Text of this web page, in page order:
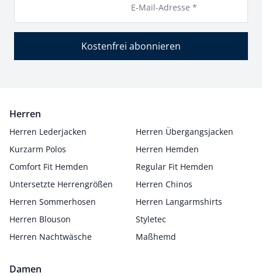
E-Mail-Adresse *
Kostenfrei abonnieren
Herren
Herren Lederjacken
Herren Übergangsjacken
Kurzarm Polos
Herren Hemden
Comfort Fit Hemden
Regular Fit Hemden
Untersetzte Herrengrößen
Herren Chinos
Herren Sommerhosen
Herren Langarmshirts
Herren Blouson
Styletec
Herren Nachtwäsche
Maßhemd
Damen